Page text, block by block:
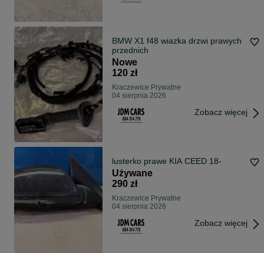
BMW X1 f48 wiazka drzwi prawych
przednich
Nowe
120 zł
Kraczewice Prywatne
04 sierpnia 2026
Zobacz więcej
lusterko prawe KIA CEED 18-
Używane
290 zł
Kraczewice Prywatne
04 sierpnia 2026
Zobacz więcej